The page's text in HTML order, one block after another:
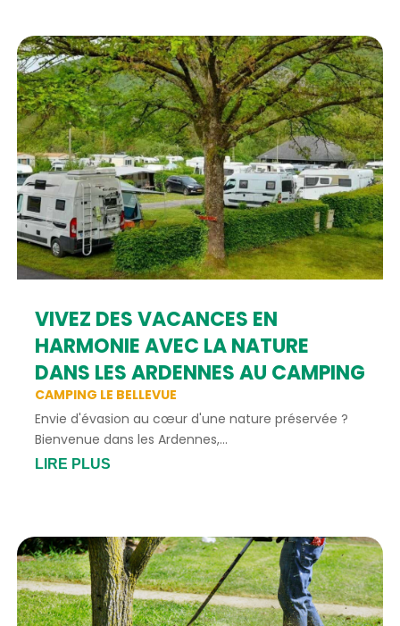
VIVEZ DES VACANCES EN
HARMONIE AVEC LA NATURE
DANS LES ARDENNES AU CAMPING
CAMPING LE BELLEVUE
Envie d'évasion au cœur d'une nature préservée ?
Bienvenue dans les Ardennes,...
LIRE PLUS